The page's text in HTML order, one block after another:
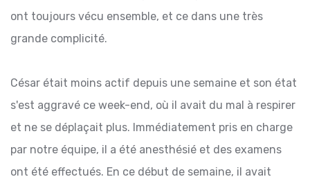
ont toujours vécu ensemble, et ce dans une très
grande complicité.
César était moins actif depuis une semaine et son état
s'est aggravé ce week-end, où il avait du mal à respirer
et ne se déplaçait plus. Immédiatement pris en charge
par notre équipe, il a été anesthésié et des examens
ont été effectués. En ce début de semaine, il avait